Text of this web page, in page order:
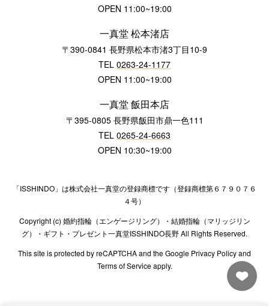
OPEN 11:00~19:00
一真堂 松本渚店
〒390-0841 長野県松本市渚3丁目10-9
TEL 0263-24-1177
OPEN 11:00~19:00
一真堂 飯田本店
〒395-0805 長野県飯田市鼎一色111
TEL 0265-24-6663
OPEN 10:30~19:00
「ISSHINDO」は株式会社一真堂の登録商標です（登録商標第６７９０７６
４号）
Copyright (c) 婚約指輪（エンゲージリング）・結婚指輪（マリッジリン
グ）・ギフト・プレゼント一真堂ISSHINDO長野 All Rights Reserved.
This site is protected by reCAPTCHA and the Google Privacy Policy and
Terms of Service apply.